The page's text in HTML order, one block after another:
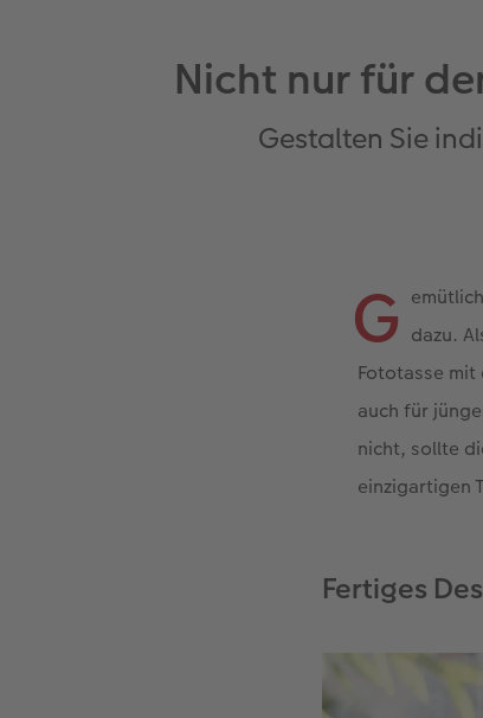
Nicht nur für
Gestalten Sie
G dazu.
Fototasse
auch für
nicht, sollte
einzigartigen
Fertiges